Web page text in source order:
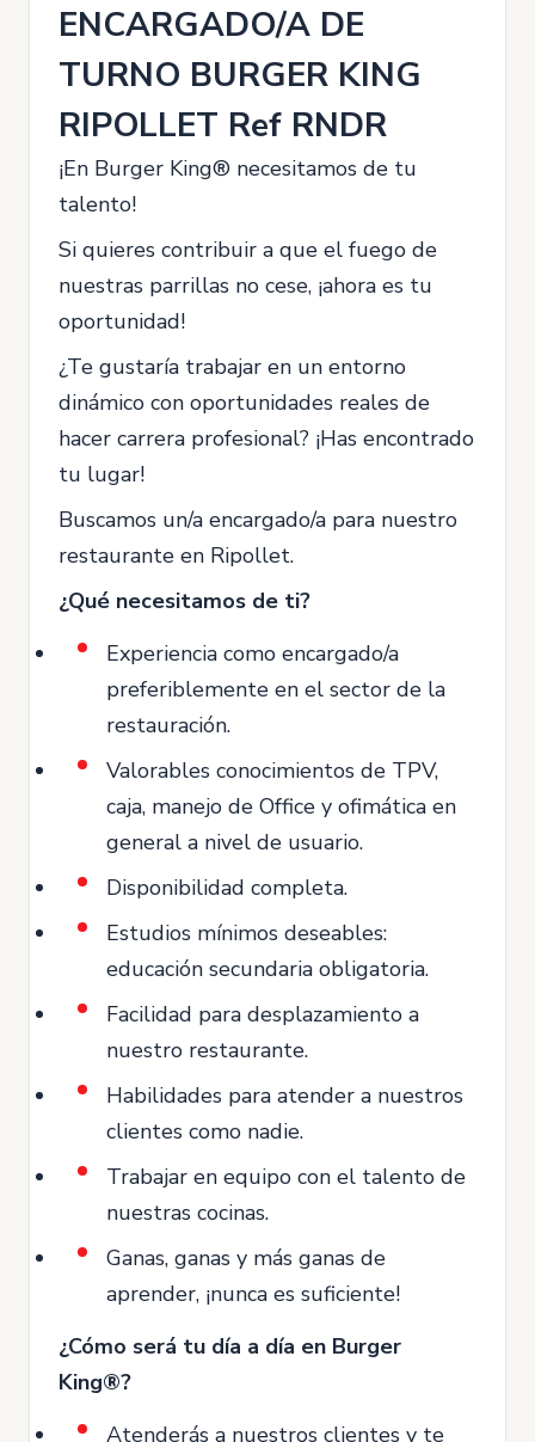
ENCARGADO/A DE
TURNO BURGER KING
RIPOLLET Ref RNDR
¡En Burger King® necesitamos de tu
talento!
Si quieres contribuir a que el fuego de
nuestras parrillas no cese, ¡ahora es tu
oportunidad!
¿Te gustaría trabajar en un entorno
dinámico con oportunidades reales de
hacer carrera profesional? ¡Has encontrado
tu lugar!
Buscamos un/a encargado/a para nuestro
restaurante en Ripollet.
¿Qué necesitamos de ti?
Experiencia como encargado/a
preferiblemente en el sector de la
restauración.
Valorables conocimientos de TPV,
caja, manejo de Office y ofimática en
general a nivel de usuario.
Disponibilidad completa.
Estudios mínimos deseables:
educación secundaria obligatoria.
Facilidad para desplazamiento a
nuestro restaurante.
Habilidades para atender a nuestros
clientes como nadie.
Trabajar en equipo con el talento de
nuestras cocinas.
Ganas, ganas y más ganas de
aprender, ¡nunca es suficiente!
¿Cómo será tu día a día en Burger
King®?
Atenderás a nuestros clientes y te